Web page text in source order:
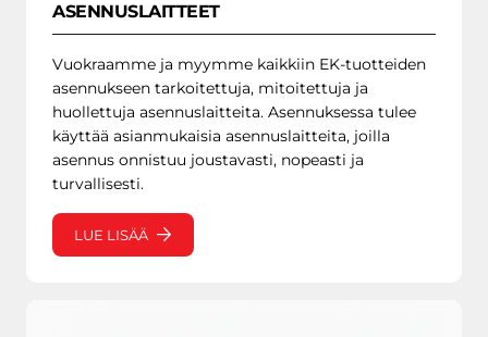
PYLVASJALUSTAT
SÄILIÖRATKAISUT
PERUSTUSPILARIT
RÄÄTÄLÖIDYT INFRARATKAISUT
RB ROCKLINE
MUUT
BETONITUOTTEE
Betoniblokit
Loiskekupit
Vesikourut ja loiskekivien jatkot
ASENNUSLAITTEET
Vuokraamme ja myymme kaikkiin EK-tuotteiden
asennukseen tarkoitettuja, mitoitettuja ja
huollettuja asennuslaitteita. Asennuksessa tulee
käyttää asianmukaisia asennuslaitteita, joilla
asennus onnistuu joustavasti, nopeasti ja
turvallisesti.
LUE LISÄÄ